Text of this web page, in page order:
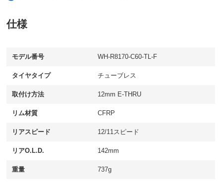
仕様
モデル番号 WH-R8170-C60-TL-F
タイヤタイプ チューブレス
取付け方法 12mm E-THRU
リム材質 CFRP
リアスピード 12/11スピード
リアO.L.D. 142mm
重量 737g